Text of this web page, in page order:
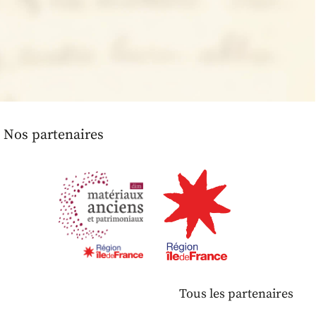
Nos partenaires
Tous les partenaires